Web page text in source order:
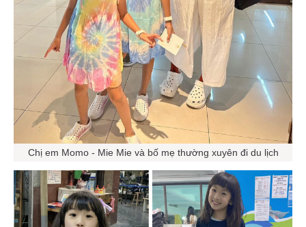
Chị em Momo - Mie Mie và bố mẹ thường xuyên đi du lịch